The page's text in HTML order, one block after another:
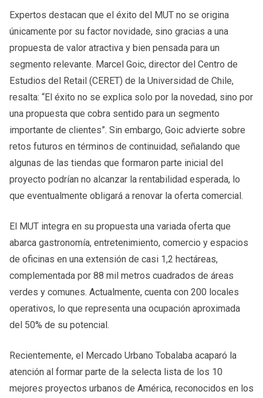
Expertos destacan que el éxito del MUT no se origina
únicamente por su factor novidade, sino gracias a una
propuesta de valor atractiva y bien pensada para un
segmento relevante. Marcel Goic, director del Centro de
Estudios del Retail (CERET) de la Universidad de Chile,
resalta: “El éxito no se explica solo por la novedad, sino por
una propuesta que cobra sentido para un segmento
importante de clientes”. Sin embargo, Goic advierte sobre
retos futuros en términos de continuidad, señalando que
algunas de las tiendas que formaron parte inicial del
proyecto podrían no alcanzar la rentabilidad esperada, lo
que eventualmente obligará a renovar la oferta comercial.
El MUT integra en su propuesta una variada oferta que
abarca gastronomía, entretenimiento, comercio y espacios
de oficinas en una extensión de casi 1,2 hectáreas,
complementada por 88 mil metros cuadrados de áreas
verdes y comunes. Actualmente, cuenta con 200 locales
operativos, lo que representa una ocupación aproximada
del 50% de su potencial.
Recientemente, el Mercado Urbano Tobalaba acaparó la
atención al formar parte de la selecta lista de los 10
mejores proyectos urbanos de América, reconocidos en los